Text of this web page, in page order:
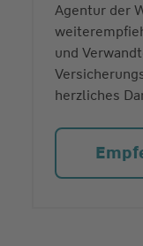
Agentur der
und
herzliches